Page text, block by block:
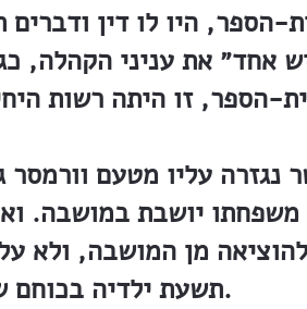
היו לו דין ודברים
אחד״ את עניני הקהלה,
עליו מטעם וורמסר
יושבת במושבה.
להוציאה מן המושבה,
תשעת ילדיה בכוחם של אנשי צבא.